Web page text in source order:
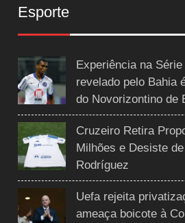
Esporte
Experiência na
revelado pelo Bahia
do Novorizontino de
Cruzeiro Retira
Milhões e Desiste
Rodríguez
Uefa rejeita
ameaça boicote à